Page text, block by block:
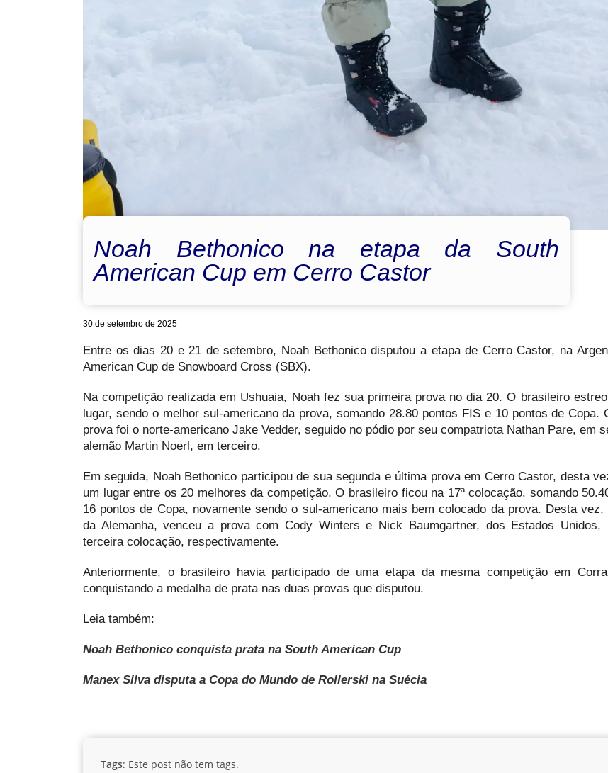
Noah Bethonico na etapa da South
American Cup em Cerro Castor
30 de setembro de 2025
Entre os dias 20 e 21 de setembro, Noah Bethonico disputou a etapa de Cerro Castor, na
American Cup de Snowboard Cross (SBX).
Na competição realizada em Ushuaia, Noah fez sua primeira prova no dia 20. O brasileiro
lugar, sendo o melhor sul-americano da prova, somando 28.80 pontos FIS e 10 pontos de Copa.
prova foi o norte-americano Jake Vedder, seguido no pódio por seu compatriota Nathan Pare, em
alemão Martin Noerl, em terceiro.
Em seguida, Noah Bethonico participou de sua segunda e última prova em Cerro Castor, desta
um lugar entre os 20 melhores da competição. O brasileiro ficou na 17ª colocação. somando
16 pontos de Copa, novamente sendo o sul-americano mais bem colocado da prova. Desta vez,
da Alemanha, venceu a prova com Cody Winters e Nick Baumgartner, dos Estados Unidos,
terceira colocação, respectivamente.
Anteriormente, o brasileiro havia participado de uma etapa da mesma competição em
conquistando a medalha de prata nas duas provas que disputou.
Leia também:
Noah Bethonico conquista prata na South American Cup
Manex Silva disputa a Copa do Mundo de Rollerski na Suécia
Tags: Este post não tem tags.